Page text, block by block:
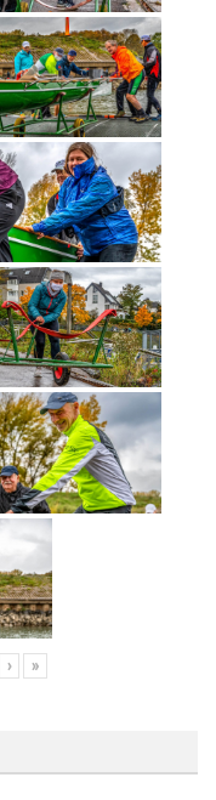
› »